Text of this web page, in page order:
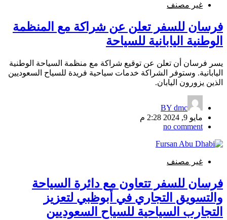
غير مصنف
فرسان للسفر تعلن عن شراكة مع المنظمة
الوطنية اليابانية للسياحة
يسر فرسان أن تعلن عن توقيع شراكة مع منظمة السياحة الوطنية
اليابانية. وستوفر الشراكة خدمات سياحية فريدة للسياح السعوديين
الذين يزورون اليابان.
BY dmc
مايو 9, 2024 2:28 م
no comment
غير مصنف
فرسان للسفر تتعاون مع دائرة السياحة
والتسويق التجاري في أبوظبي لتعزيز
التجارب السياحية للسياح السعوديين